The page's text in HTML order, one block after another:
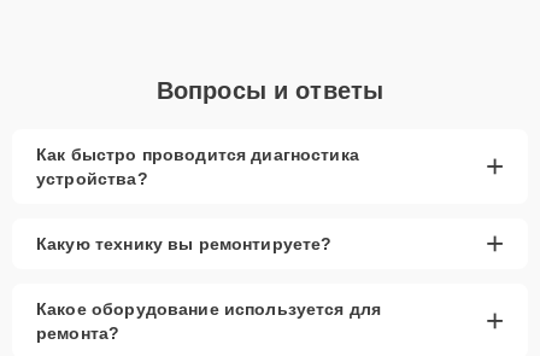
Вопросы и ответы
Как быстро проводится диагностика
устройства?
+
Какую технику вы ремонтируете? +
Какое оборудование используется для
ремонта?
+